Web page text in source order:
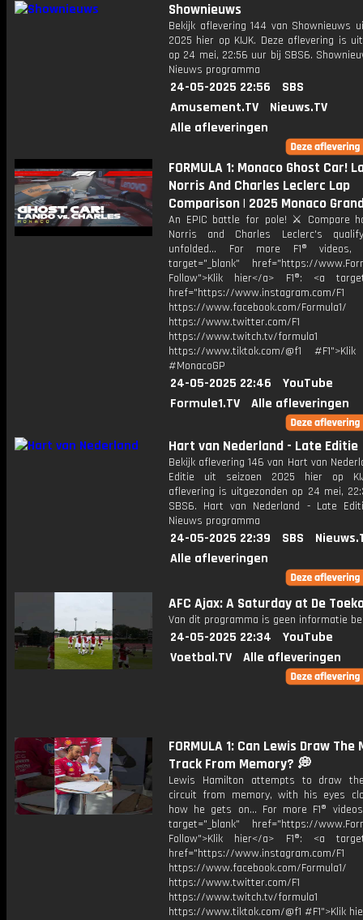
Shownieuws
Bekijk aflevering 144 van Shownieuws
2025 hier op KIJK. Deze aflevering is
op 24 mei, 22:56 uur bij SBS6.
Nieuws programma
24-05-2025 22:56
SBS
Amusement.TV
Nieuws.TV
Alle afleveringen
FORMULA 1: Monaco Ghost Car!
Norris And Charles Leclerc Lap
Comparison | 2025 Monaco
An EPIC battle for pole! ⚔️ Compare
Norris and Charles Leclerc's
unfolded... For more F1®
target="_blank" href="https://
Follow">Klik hier</a> F1®: <a
href="https://www.instagram.com/F1
https://www.facebook.com/Formula1/
https://www.twitter.com/F1
https://www.twitch.tv/formula1
https://www.tiktok.com/@f1
#MonacoGP
24-05-2025 22:46
YouTube
Formule1.TV
Alle afleveringen
Hart van Nederland - Late Editie
Bekijk aflevering 146 van Hart van
Editie uit seizoen 2025 hier op
aflevering is uitgezonden op 24 mei,
SBS6. Hart van Nederland - Late
Nieuws programma
24-05-2025 22:39 SBS
Alle afleveringen
AFC Ajax: A Saturday at De
Van dit programma is geen informatie
24-05-2025 22:34
YouTube
Voetbal.TV
Alle afleveringen
FORMULA 1: Can Lewis Draw The
Track From Memory? 💭
Lewis Hamilton attempts to draw
circuit from memory, with his eyes
how he gets on... For more F1®
target="_blank" href="https://
Follow">Klik hier</a> F1®: <a
href="https://www.instagram.com/F1
https://www.facebook.com/Formula1/
https://www.twitter.com/F1
https://www.twitch.tv/formula1
https://www.tiktok.com/@f1 #F1">Klik